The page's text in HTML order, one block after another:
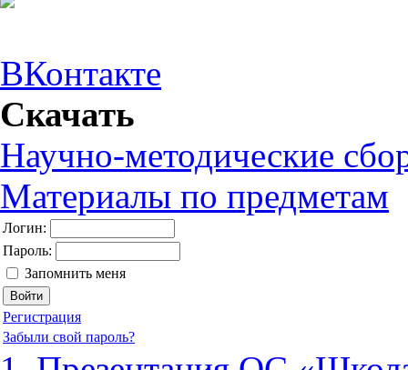
ВКонтакте
Скачать
Научно-методические
Материалы по предметам
Логин:
Пароль:
Запомнить меня
Регистрация
Забыли свой пароль?